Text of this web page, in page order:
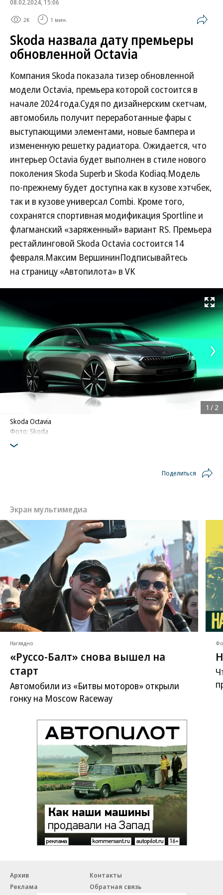
08.02.2024, 15:06
2K 1 мин.
Skoda назвала дату премьеры
обновленной Octavia
Компания Skoda показала тизер обновленной
модели Octavia, премьера которой состоится в
начале 2024 года.Судя по дизайнерским скетчам,
автомобиль получит переработанные фары с
выступающими элементами, новые бампера и
измененную решетку радиатора. Ожидается, что
интерьер Octavia будет выполнен в стиле нового
поколения Skoda Superb и Skoda Kodiaq.Модель
по-прежнему будет доступна как в кузове хэтчбек,
так и в кузове универсал Combi. Кроме того,
сохранятся спортивная модификация Sportline и
флагманский «заряженный» вариант RS. Премьера
рестайлинговой Skoda Octavia состоится 14
февраля.Максим ВершининПодписывайтесь
на страницу «Автопилота» в VK
Развернуть
Skoda Octavia
Фото: Skoda
1 / 2
Поделиться
Экран мультимедиа
Наглядно
«Руссо-Балт» снова вышел на
старт
Автомобили из «Битвы моторов» открыли
гонку на Moscow Raceway
Архив
Контакты
Реклама
Обратная связь